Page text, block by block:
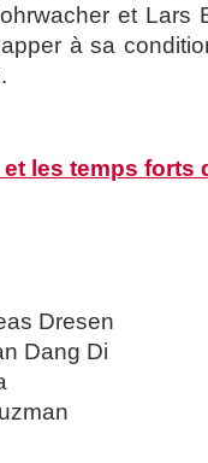
et Lars
à sa
les temps forts
Dresen
Dang Di